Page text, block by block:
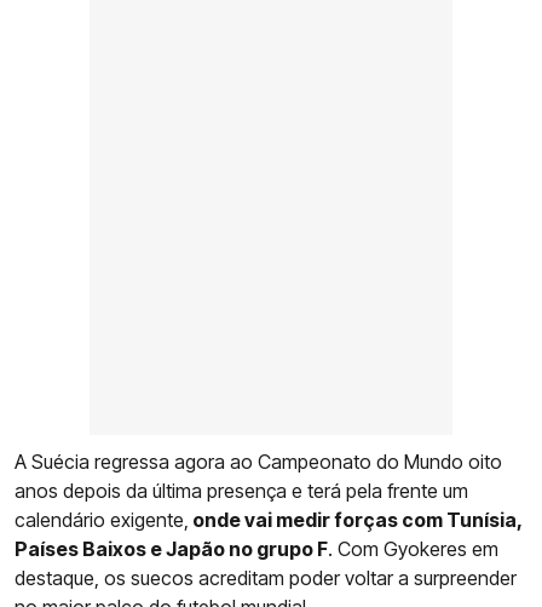
A Suécia regressa agora ao Campeonato do Mundo oito
anos depois da última presença e terá pela frente um
calendário exigente, onde vai medir forças com Tunísia,
Países Baixos e Japão no grupo F. Com Gyokeres em
destaque, os suecos acreditam poder voltar a surpreender